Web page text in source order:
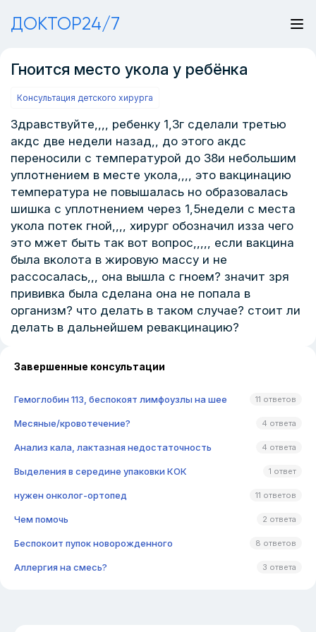
ДОКТОР24/7
Гноится место укола у ребёнка
Консультация детского хирурга
Здравствуйте,,,, ребенку 1,3г сделали третью
акдс две недели назад,, до этого акдс
переносили с температурой до 38и небольшим
уплотнением в месте укола,,,, это вакцинацию
температура не повышалась но образовалась
шишка с уплотнением через 1,5недели с места
укола потек гной,,,, хирург обозначил изза чего
это мжет быть так вот вопрос,,,,, если вакцина
была вколота в жировую массу и не
рассосалась,,, она вышла с гноем? значит зря
прививка была сделана она не попала в
организм? что делать в таком случае? стоит ли
делать в дальнейшем ревакцинацию?
Завершенные консультации
Гемоглобин 113, беспокоят лимфоузлы на шее 11 ответов
Месяные/кровотечение? 4 ответа
Анализ кала, лактазная недостаточность 4 ответа
Выделения в середине упаковки КОК 1 ответ
нужен онколог-ортопед 11 ответов
Чем помочь 2 ответа
Беспокоит пупок новорожденного 8 ответов
Аллергия на смесь? 3 ответа